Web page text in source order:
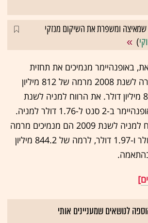
שמאיצה ומשפרת את השיקום מנזקי
)
באופנהיימר מנמיכים את תחזית
ההכנסות של החברה לשנת 2008 מרמה של 812 מיליון
דולר לרמה של 804 מיליון דולר. את הרווח למניה לשנת
2008, מנמיכים באופנהיימר ב-2 סנט ל-1.76 דולר למניה.
את ההכנסות והרווח למניה לשנת 2009 הם מנמיכים מרמה
של 872.9 מיליון דולר ו-1.97 דולר, לרמה של 844.2 מיליון
]
לנושאים שמעניינים אותי